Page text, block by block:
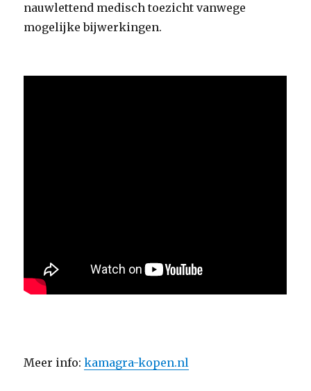
nauwlettend medisch toezicht vanwege
mogelijke bijwerkingen.
Meer info:kamagra-kopen.nl